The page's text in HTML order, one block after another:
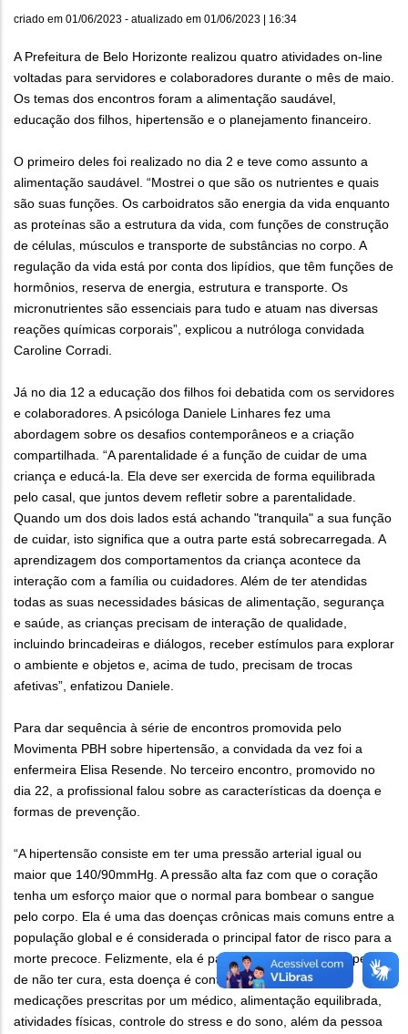
criado em 01/06/2023 - atualizado em 01/06/2023 | 16:34
A Prefeitura de Belo Horizonte realizou quatro atividades on-line
voltadas para servidores e colaboradores durante o mês de maio.
Os temas dos encontros foram a alimentação saudável,
educação dos filhos, hipertensão e o planejamento financeiro.
O primeiro deles foi realizado no dia 2 e teve como assunto a
alimentação saudável. “Mostrei o que são os nutrientes e quais
são suas funções. Os carboidratos são energia da vida enquanto
as proteínas são a estrutura da vida, com funções de construção
de células, músculos e transporte de substâncias no corpo. A
regulação da vida está por conta dos lipídios, que têm funções de
hormônios, reserva de energia, estrutura e transporte. Os
micronutrientes são essenciais para tudo e atuam nas diversas
reações químicas corporais”, explicou a nutróloga convidada
Caroline Corradi.
Já no dia 12 a educação dos filhos foi debatida com os servidores
e colaboradores. A psicóloga Daniele Linhares fez uma
abordagem sobre os desafios contemporâneos e a criação
compartilhada. “A parentalidade é a função de cuidar de uma
criança e educá-la. Ela deve ser exercida de forma equilibrada
pelo casal, que juntos devem refletir sobre a parentalidade.
Quando um dos dois lados está achando "tranquila" a sua função
de cuidar, isto significa que a outra parte está sobrecarregada. A
aprendizagem dos comportamentos da criança acontece da
interação com a família ou cuidadores. Além de ter atendidas
todas as suas necessidades básicas de alimentação, segurança
e saúde, as crianças precisam de interação de qualidade,
incluindo brincadeiras e diálogos, receber estímulos para explorar
o ambiente e objetos e, acima de tudo, precisam de trocas
afetivas”, enfatizou Daniele.
Para dar sequência à série de encontros promovida pelo
Movimenta PBH sobre hipertensão, a convidada da vez foi a
enfermeira Elisa Resende. No terceiro encontro, promovido no
dia 22, a profissional falou sobre as características da doença e
formas de prevenção.
“A hipertensão consiste em ter uma pressão arterial igual ou
maior que 140/90mmHg. A pressão alta faz com que o coração
tenha um esforço maior que o normal para bombear o sangue
pelo corpo. Ela é uma das doenças crônicas mais comuns entre a
população global e é considerada o principal fator de risco para a
morte precoce. Felizmente, ela é passível de prevenção. Apesar
de não ter cura, esta doença é controlável, com uso de
medicações prescritas por um médico, alimentação equilibrada,
atividades físicas, controle do stress e do sono, além da pessoa